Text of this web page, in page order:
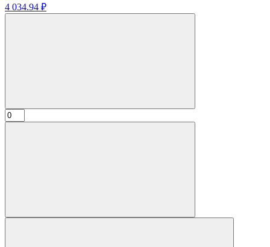
4 034.94 ₽